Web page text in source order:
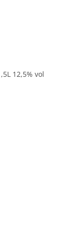
12,5% vol
von 5 Sternen